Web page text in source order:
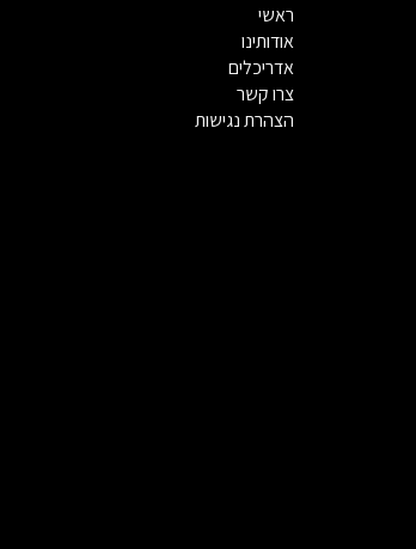
ראשי
אודותינו
אדריכלים
צרו קשר
הצהרת נגישות